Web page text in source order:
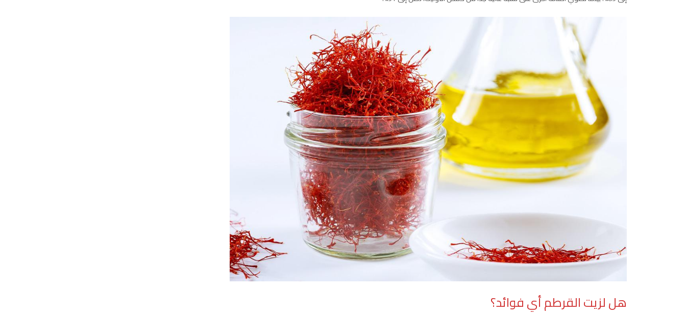
هل لزيت القرطم أي فوائد؟